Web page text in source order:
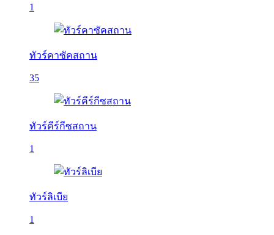
1
ทัวร์คาซัคสถาน
35
ทัวร์คีร์กีซสถาน
1
ทัวร์ลิเบีย
1